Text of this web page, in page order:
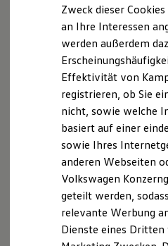
Laden
Laden unterwegs
Laden Zuhause
Batterie
Sicherheit
Garantie und
Nachhaltigkeit
Technologie
Kosten und Kauf
Verbrauchskosten
Kaufoptionen
E-Auto-
Software und
Die ID. Software 6
ID. Software
Digitale Extras
Schnittstellen zu
Fahrzeugangebot
Serviceanfrage stellen
Details
Zweck dieser
an Ihre Interessen
werden außerdem
Effektivität von
registrieren, ob Sie
nicht, sowie welche
basiert auf einer
sowie Ihres
anderen Webseiten
Volkswagen
geteilt werden,
relevante Werbung
Dienste eines